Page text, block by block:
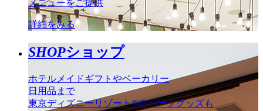
メニューをご提供
詳細をみる
SHOPショップ
ホテルメイドギフトやベーカリー
日用品まで
東京ディズニーリゾート®のパークグッズも